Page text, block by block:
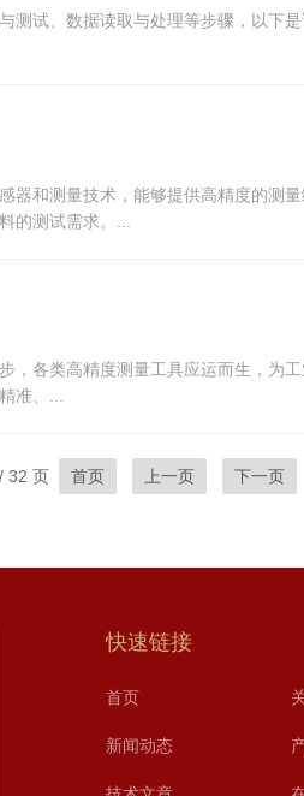
试、数据读取与处理等步骤，以下
和测量技术，能够提供高精度的测
的测试需求。...
各类高精度测量工具应运而生，为
准、...
32 页 首页 上一页 下一页
快速链接
首页
新闻动态